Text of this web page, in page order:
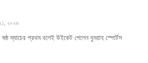
২০২৬
ম্যাচের প্রথম বলেই উইকেট পেলেন বুমরাহ স্পোর্টস